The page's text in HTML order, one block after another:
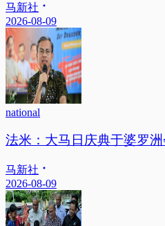
马新社
2026-08-09
national
法米：大马日庆典于婆罗
马新社
2026-08-09